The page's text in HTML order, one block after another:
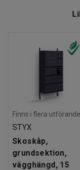
Finns i flera
STYX
Skoskåp,
grundsektion,
vägghängd, 15